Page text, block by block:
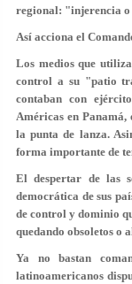
regional: "injerencia
Así acciona el
Los medios que
control a su "patio
contaban con
Américas en Panamá,
la punta de lanza.
forma importante de
El despertar de las
democrática de sus
de control y dominio
quedando obsoletos o
Ya no bastan
latinoamericanos